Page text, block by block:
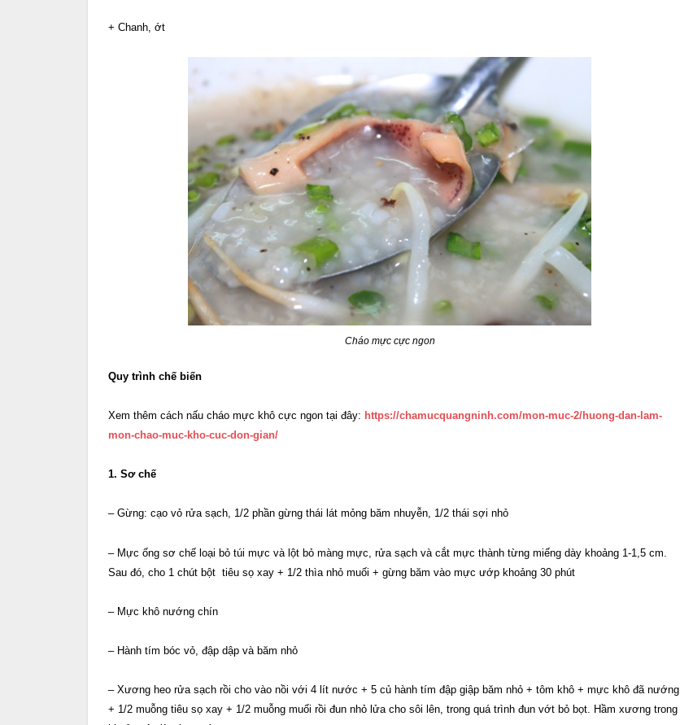
+ Chanh, ớt
Cháo mực cực ngon
Quy trình chế biến
Xem thêm cách nấu cháo mực khô cực ngon tại đây: https://chamucquangninh.com/mon-muc-2/huong-dan-lam-
mon-chao-muc-kho-cuc-don-gian/
1. Sơ chế
– Gừng: cạo vỏ rửa sạch, 1/2 phần gừng thái lát mỏng băm nhuyễn, 1/2 thái sợi nhỏ
– Mực ống sơ chế loại bỏ túi mực và lột bỏ màng mực, rửa sạch và cắt mực thành từng miếng dày khoảng 1-1,5 cm.
Sau đó, cho 1 chút bột tiêu sọ xay + 1/2 thìa nhỏ muối + gừng băm vào mực ướp khoảng 30 phút
– Mực khô nướng chín
– Hành tím bóc vỏ, đập dập và băm nhỏ
– Xương heo rửa sạch rồi cho vào nồi với 4 lít nước + 5 củ hành tím đập giập băm nhỏ + tôm khô + mực khô đã nướng
+ 1/2 muỗng tiêu sọ xay + 1/2 muỗng muối rồi đun nhỏ lửa cho sôi lên, trong quá trình đun vớt bỏ bọt. Hầm xương trong